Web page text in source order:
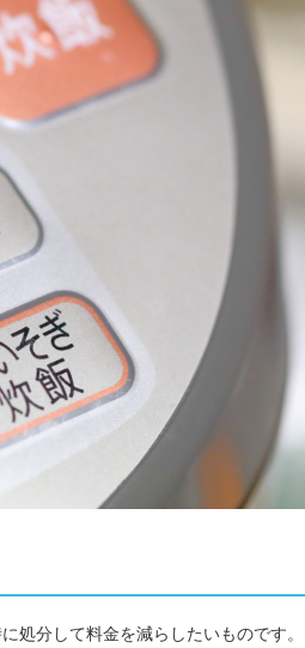
処分して料金を減らしたいものです。